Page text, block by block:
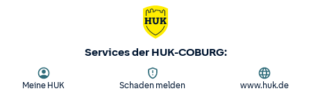
Services der HUK-COBURG:
Meine HUK Schaden melden www.huk.de